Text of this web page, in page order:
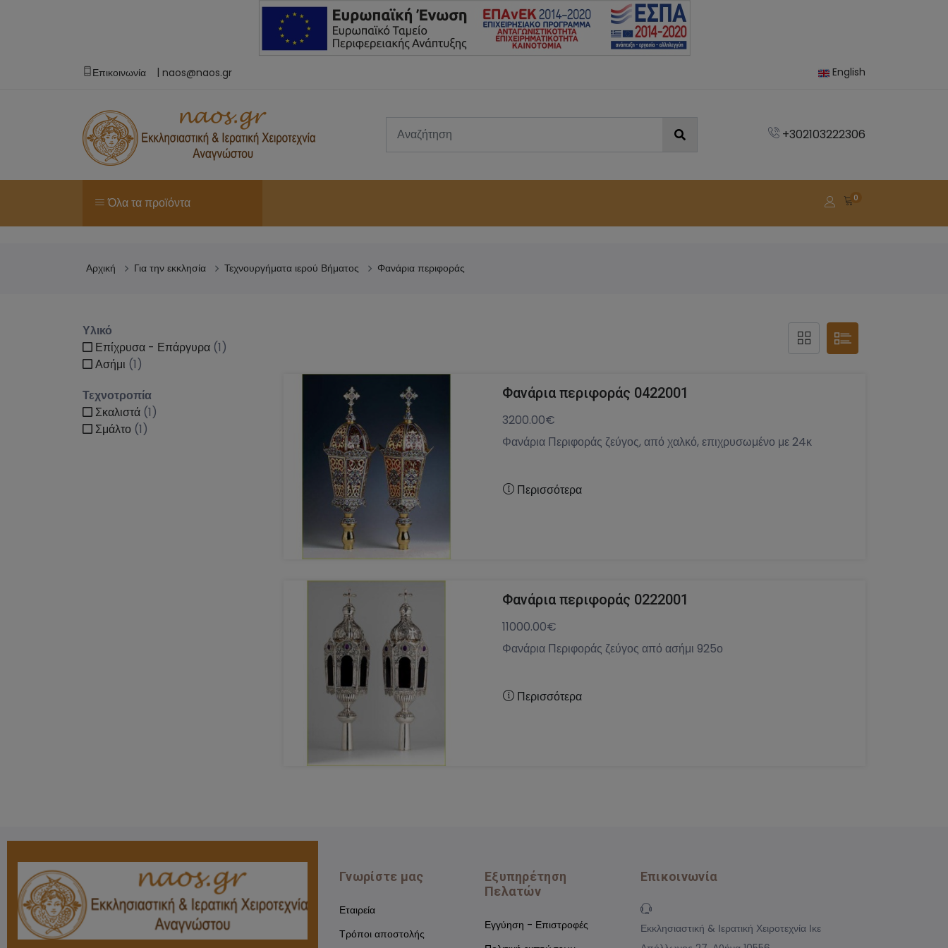
Επικοινωνία | naos@naos.gr English
+302103222306
Όλα τα προϊόντα 0
Αρχική Για την εκκλησία Τεχνουργήματα ιερού Βήματος Φανάρια περιφοράς
Φανάρια περιφοράς 0422001
3200.00€
Φανάρια Περιφοράς ζεύγος, από χαλκό, επιχρυσωμένο με 24κ
Περισσότερα
Φανάρια περιφοράς 0222001
11000.00€
Φανάρια Περιφοράς ζεύγος από ασήμι 925ο
Περισσότερα
Υλικό
Επίχρυσα - Επάργυρα (1)
Ασήμι (1)
Τεχνοτροπία
Σκαλιστά (1)
Σμάλτο (1)
Γνωρίστε μας
Εταιρεία
Τρόποι αποστολής
Εξυπηρέτηση
Πελατών
Εγγύηση - Επιστροφές
Επικοινωνία
Εκκλησιαστική & Ιερατική Χειροτεχνία Ικε